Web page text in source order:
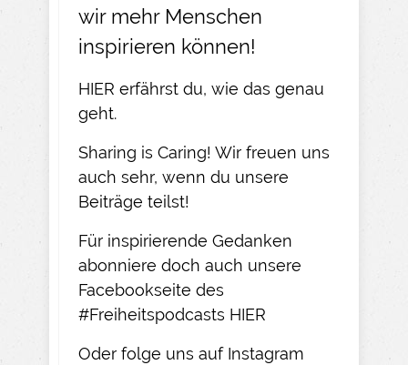
wir mehr Menschen
inspirieren können!
HIER erfährst du, wie das genau
geht.​
Sharing is Caring! Wir freuen uns
auch sehr, wenn du unsere
Beiträge teilst!​
Für inspirierende Gedanken
abonniere doch auch unsere
Facebookseite des
#Freiheitspodcasts HIER
Oder folge uns auf Instagram